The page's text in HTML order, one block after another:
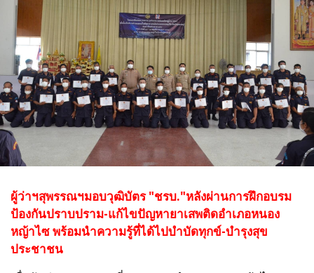
ผู้ว่าฯสุพรรณฯมอบวุฒิบัตร "ชรบ."หลังผ่านการฝึกอบรม
ป้องกันปราบปราม-แก้ไขปัญหายาเสพติดอำเภอหนอง
หญ้าไซ พร้อมนำความรู้ที่ได้ไปบำบัดทุกข์-บำรุงสุข
ประชาชน